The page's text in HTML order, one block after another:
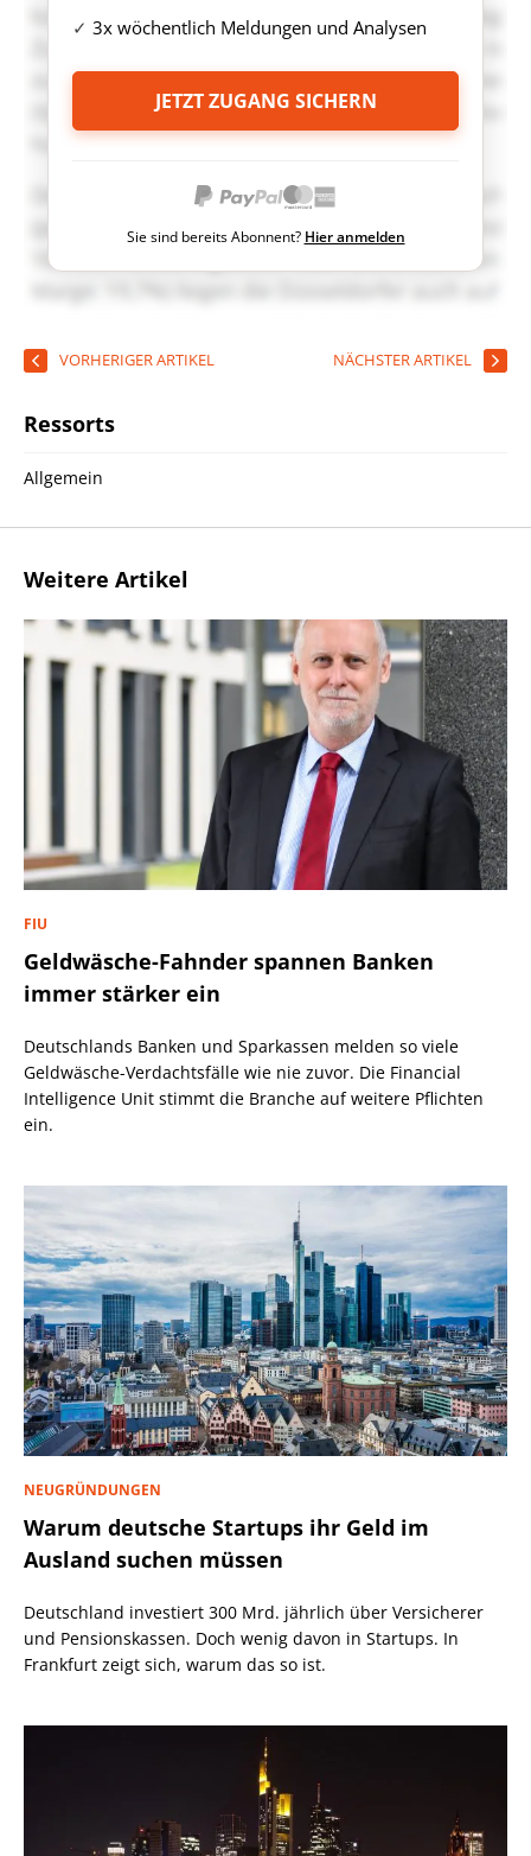
3x wöchentlich Meldungen und Analysen
JETZT ZUGANG SICHERN
Sie sind bereits Abonnent? Hier anmelden
VORHERIGER ARTIKEL NÄCHSTER ARTIKEL
Ressorts
Allgemein
Weitere Artikel
FIU
Geldwäsche-Fahnder spannen Banken
immer stärker ein
Deutschlands Banken und Sparkassen melden so viele
Geldwäsche-Verdachtsfälle wie nie zuvor. Die Financial
Intelligence Unit stimmt die Branche auf weitere Pflichten
ein.
NEUGRÜNDUNGEN
Warum deutsche Startups ihr Geld im
Ausland suchen müssen
Deutschland investiert 300 Mrd. jährlich über Versicherer
und Pensionskassen. Doch wenig davon in Startups. In
Frankfurt zeigt sich, warum das so ist.